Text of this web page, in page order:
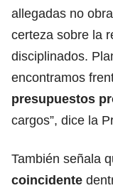
allegadas no
certeza sobre la
disciplinados.
encontramos
presupuestos
cargos”, dice la
También señala
coincidente